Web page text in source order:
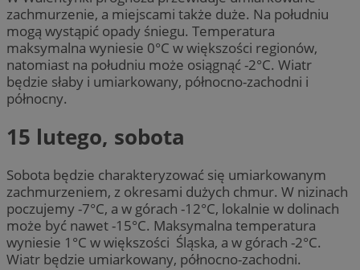
zachmurzenie, a miejscami także duże. Na południu
mogą wystąpić opady śniegu. Temperatura
maksymalna wyniesie 0°C w większości regionów,
natomiast na południu może osiągnąć -2°C. Wiatr
będzie słaby i umiarkowany, północno-zachodni i
północny.
15 lutego, sobota
Sobota będzie charakteryzować się umiarkowanym
zachmurzeniem, z okresami dużych chmur. W nizinach
poczujemy -7°C, a w górach -12°C, lokalnie w dolinach
może być nawet -15°C. Maksymalna temperatura
wyniesie 1°C w większości Śląska, a w górach -2°C.
Wiatr będzie umiarkowany, północno-zachodni.